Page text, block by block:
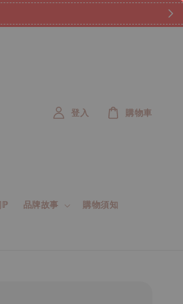
品牌故事 購物須知
登入 購物車